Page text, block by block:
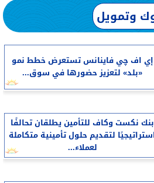
وتمويل
إي اف چي فاينانس تستعرض خطط نمو
«بلد» لتعزيز حضورها في سوق...
بنك نكست وكاف للتأمين يطلقان تحالفًا
لتقديم حلول تأمينية متكاملة
لعملاء...